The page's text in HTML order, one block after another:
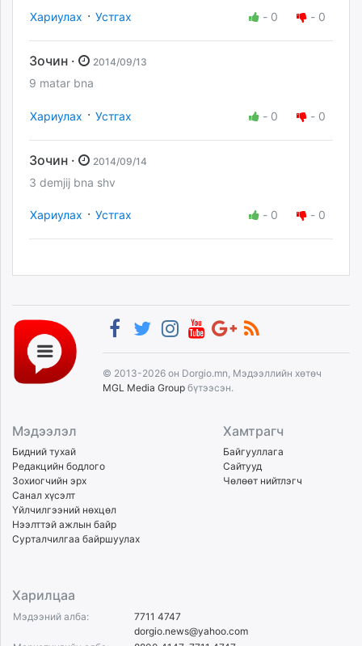
Хариулах · Устгах - 0 - 0
Зочин · 2014/09/13
9 matar bna
Хариулах · Устгах - 0 - 0
Зочин · 2014/09/14
3 demjij bna shv
Хариулах · Устгах - 0 - 0
© 2013-2026 он Dorgio.mn, Мэдээллийн хөтөч
MGL Media Group бүтээсэн.
Мэдээлэл
Бидний тухай
Редакцийн бодлого
Зохиогчийн эрх
Санал хүсэлт
Үйлчилгээний нөхцөл
Нээлттэй ажлын байр
Сурталчилгаа байршуулах
Хамтрагч
Байгууллага
Сайтууд
Чөлөөт нийтлэгч
Харилцаа
Мэдээний алба:
7711 4747
dorgio.news@yahoo.com